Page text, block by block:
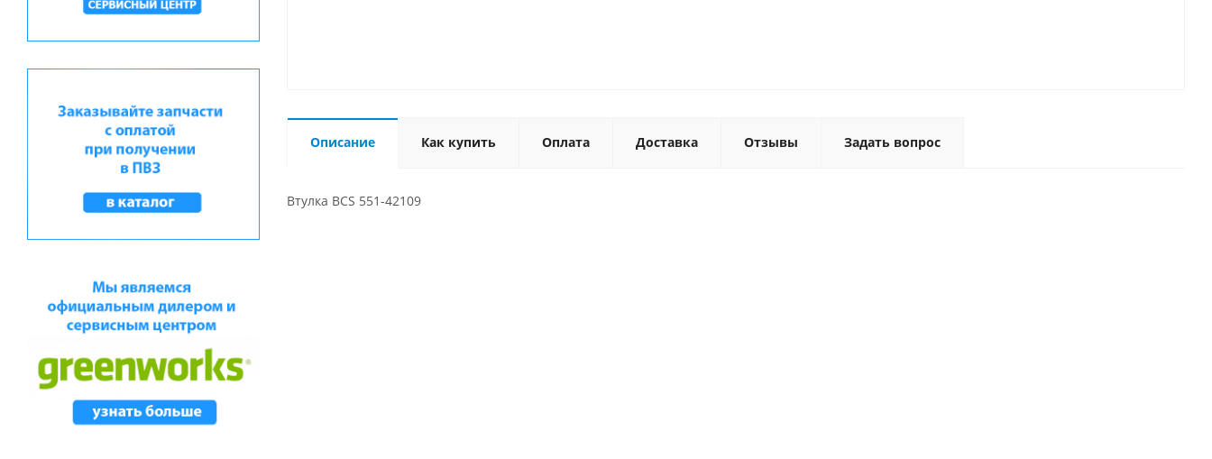
Описание Как купить Оплата Доставка Отзывы Задать вопрос
Втулка BCS 551-42109